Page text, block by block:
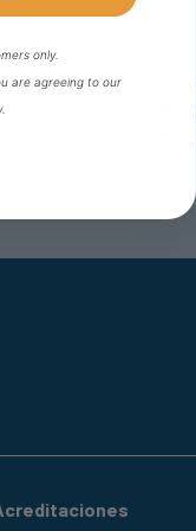
only.
are agreeing to our